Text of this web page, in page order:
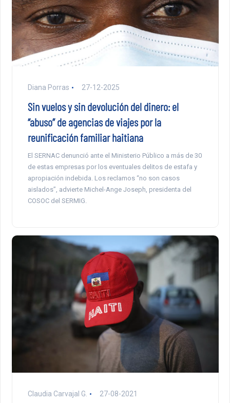
Diana Porras 27-12-2025
Sin vuelos y sin devolución del dinero: el
“abuso” de agencias de viajes por la
reunificación familiar haitiana
El SERNAC denunció ante el Ministerio Público a más de 30
de estas empresas por los eventuales delitos de estafa y
apropiación indebida. Los reclamos “no son casos
aislados”, advierte Michel-Ange Joseph, presidenta del
COSOC del SERMIG.
Claudia Carvajal G. 27-08-2021